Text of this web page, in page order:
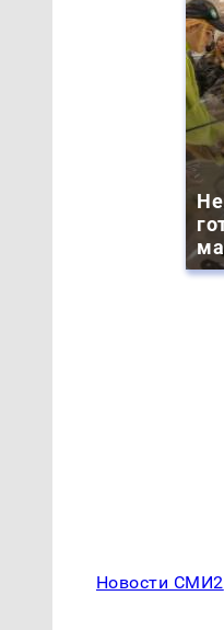
Не
Новости СМИ2